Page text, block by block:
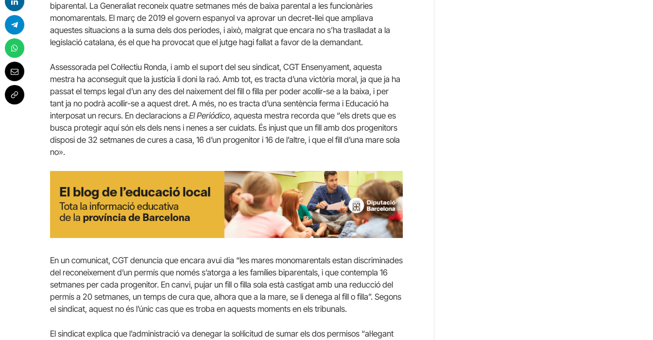
biparental. La Generaliat reconeix quatre setmanes més de baixa parental a les funcionàries
monomarentals. El març de 2019 el govern espanyol va aprovar un decret-llei que ampliava
aquestes situacions a la suma dels dos periodes, i això, malgrat que encara no s’ha traslladat a la
legislació catalana, és el que ha provocat que el jutge hagi fallat a favor de la demandant.
Assessorada pel Col·lectiu Ronda, i amb el suport del seu sindicat, CGT Ensenyament, aquesta
mestra ha aconseguit que la justícia li doni la raó. Amb tot, es tracta d’una victòria moral, ja que ja ha
passat el temps legal d’un any des del naixement del fill o filla per poder acollir-se a la baixa, i per
tant ja no podrà acollir-se a aquest dret. A més, no es tracta d’una sentència ferma i Educació ha
interposat un recurs. En declaracions a El Periódico, aquesta mestra recorda que “els drets que es
busca protegir aquí són els dels nens i nenes a ser cuidats. És injust que un fill amb dos progenitors
disposi de 32 setmanes de cures a casa, 16 d’un progenitor i 16 de l’altre, i que el fill d’una mare sola
no».
En un comunicat, CGT denuncia que encara avui dia “les mares monomarentals estan discriminades
del reconeixement d’un permís que només s’atorga a les famílies biparentals, i que contempla 16
setmanes per cada progenitor. En canvi, pujar un fill o filla sola està castigat amb una reducció del
permís a 20 setmanes, un temps de cura que, alhora que a la mare, se li denega al fill o filla”. Segons
el sindicat, aquest no és l’únic cas que es troba en aquests moments en els tribunals.
El sindicat explica que l’administració va denegar la sol·licitud de sumar els dos permisos “al·legant